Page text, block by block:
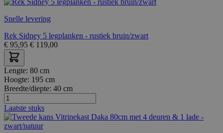
Snelle levering
Rek Sidney 5 legplanken - rustiek bruin/zwart
€ 95,95 € 119,00
Lengte: 80 cm
Hoogte: 195 cm
Breedte/diepte: 40 cm
Laatste stuks